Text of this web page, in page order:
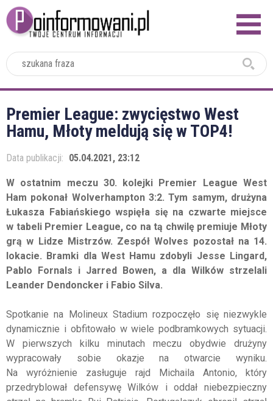
Premier League: zwycięstwo West
Hamu, Młoty meldują się w TOP4!
Data publikacji: 05.04.2021, 23:12
W ostatnim meczu 30. kolejki Premier League West
Ham pokonał Wolverhampton 3:2. Tym samym, drużyna
Łukasza Fabiańskiego wspięła się na czwarte miejsce
w tabeli Premier League, co na tą chwilę premiuje Młoty
grą w Lidze Mistrzów. Zespół Wolves pozostał na 14.
lokacie. Bramki dla West Hamu zdobyli Jesse Lingard,
Pablo Fornals i Jarred Bowen, a dla Wilków strzelali
Leander Dendoncker i Fabio Silva.
Spotkanie na Molineux Stadium rozpoczęło się niezwykle
dynamicznie i obfitowało w wiele podbramkowych sytuacji.
W pierwszych kilku minutach meczu obydwie drużyny
wypracowały sobie okazje na otwarcie wyniku.
Na wyróżnienie zasługuje rajd Michaila Antonio, który
przedryblował defensywę Wilków i oddał niebezpieczny